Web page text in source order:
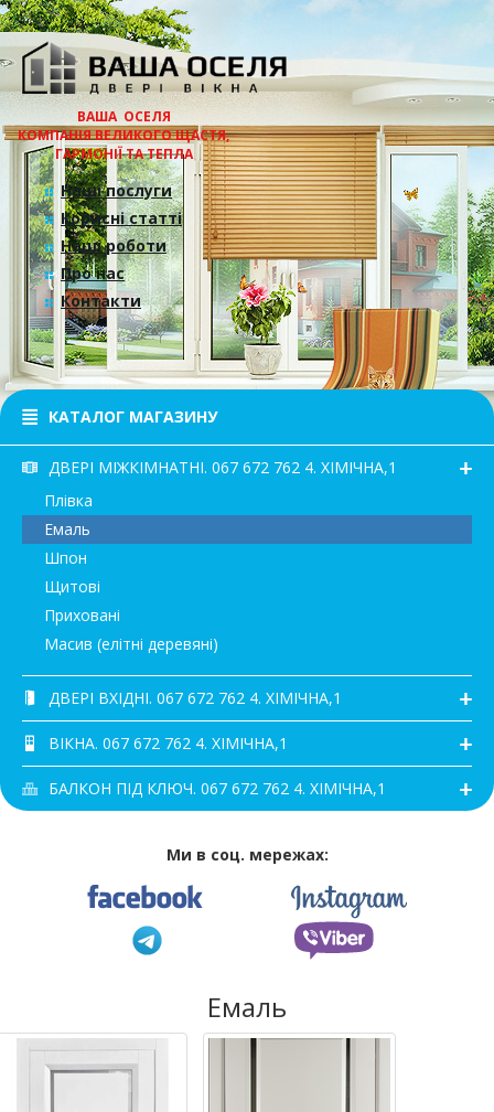
ВАША ОСЕЛЯ
КОМПАНІЯ ВЕЛИКОГО ЩАСТЯ,
ГАРМОНІЇ ТА ТЕПЛА
Наші послуги
Корисні статті
Наші роботи
Про нас
Контакти
КАТАЛОГ МАГАЗИНУ
ДВЕРІ МІЖКІМНАТНІ. 067 672 762 4. ХІМІЧНА,1
Плівка
Емаль
Шпон
Щитові
Приховані
Масив (елітні деревяні)
ДВЕРІ ВХІДНІ. 067 672 762 4. ХІМІЧНА,1
ВІКНА. 067 672 762 4. ХІМІЧНА,1
БАЛКОН ПІД КЛЮЧ. 067 672 762 4. ХІМІЧНА,1
Ми в соц. мережах:
Емаль